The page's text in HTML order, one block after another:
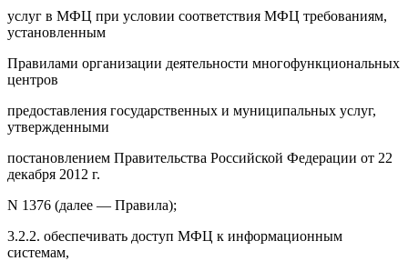
услуг в МФЦ при условии соответствия МФЦ требованиям,
установленным
Правилами организации деятельности многофункциональных
центров
предоставления государственных и муниципальных услуг,
утвержденными
постановлением Правительства Российской Федерации от 22
декабря 2012 г.
N 1376 (далее — Правила);
3.2.2. обеспечивать доступ МФЦ к информационным
системам,